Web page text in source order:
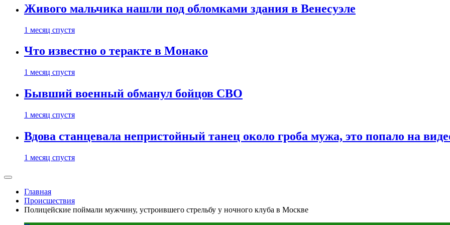
Живого мальчика нашли под обломками здания в Венесуэле
1 месяц спустя
Что известно о теракте в Монако
1 месяц спустя
Бывший военный обманул бойцов СВО
1 месяц спустя
Вдова станцевала непристойный танец около гроба мужа, это попало на
1 месяц спустя
Главная
Происшествия
Полицейские поймали мужчину, устроившего стрельбу у ночного клуба в Москве